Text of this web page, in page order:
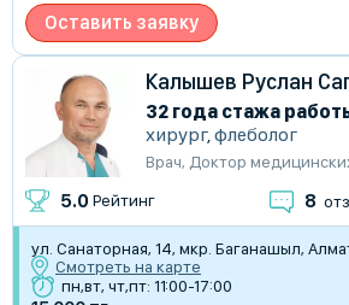
Оставить заявку
Калышев Руслан
32 года стажа
хирург,флеболог
Врач, Доктор
5.0 Рейтинг 8
ул. Санаторная, 14, мкр. Баганашыл,
Смотреть на карте
пн,вт, чт,пт: 11:00-17:00